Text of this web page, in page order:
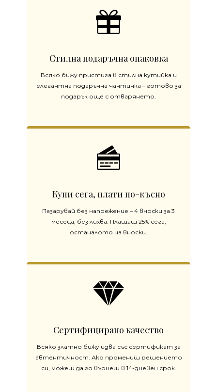
Стилна подаръчна опаковка
Всяко бижу пристига в стилна кутийка и
елегантна подаръчна чантичка – готово за
подарък още с отварянето.
Купи сега, плати по-късно
Пазарувай без напрежение – 4 вноски за 3
месеца, без лихва. Плащаш 25% сега,
останалото на вноски.
Сертифицирано качество
Всяко златно бижу идва със сертификат за
автентичност. Ако промениш решението
си, можеш да го върнеш в 14-дневен срок.